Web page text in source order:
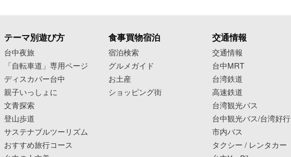
テーマ別遊び方
台中夜旅
「自転車道」専用ページ
ディスカバー台中
親子いっしょに
文青探索
登山歩道
サステナブルツーリズム
おすすめ旅行コース
食事買物宿泊
宿泊検索
グルメガイド
お土産
ショッピング街
交通情報
交通情報
台中MRT
台湾鉄道
高速鉄道
台湾観光バス
台中観光バス/台湾好行
市内バス
タクシー / レンタカー